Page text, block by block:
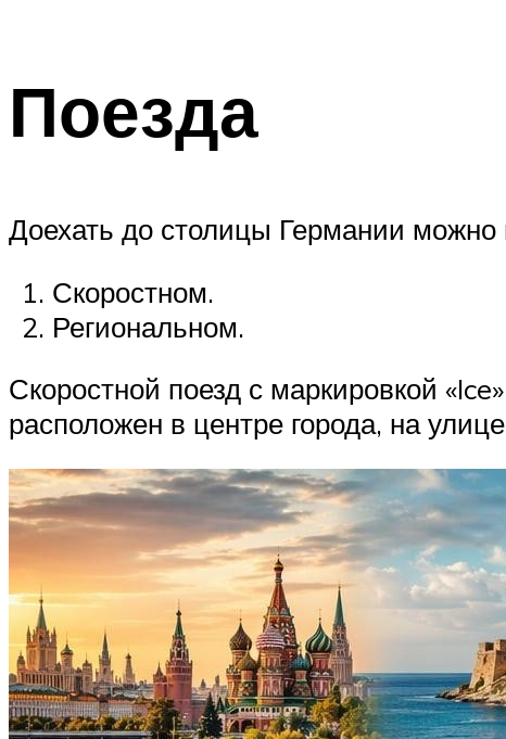
Поезда
Доехать до столицы Германии можно
Скоростном.
Региональном.
Скоростной поезд с маркировкой
расположен в центре города, на